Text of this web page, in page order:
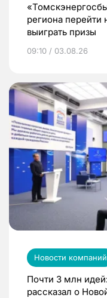
региона перейти
выиграть призы
09:10 / 03.08.26
Новости компаний
Почти 3 млн
рассказал о